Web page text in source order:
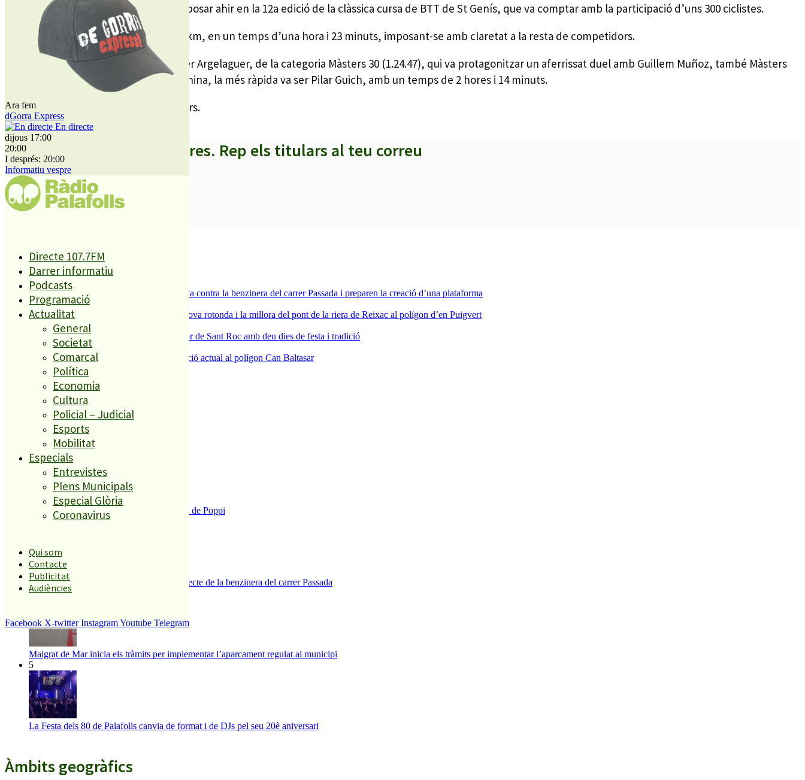
Ara fem
dGorra Express
En directe
dijous 17:00
20:00
I després: 20:00
Informatiu vespre
Directe 107.7FM
Darrer informatiu
Podcasts
Programació
Actualitat
General
Societat
Comarcal
Política
Economia
Cultura
Policial – Judicial
Esports
Mobilitat
Especials
Entrevistes
Plens Municipals
Especial Glòria
Coronavirus
Qui som
Contacte
Publicitat
Audiències
Facebook X-twitter InstagramYoutube Telegram
El ciclista de l’equip Freebike es va imposar ahir en la 12a edició de la clàssica cursa de BTT de St Genís, que va comptar amb la participació d’uns 300 ciclistes.
Collados va completar el circuit de 24 km, en un temps d’una hora i 23 minuts, imposant-se amb claretat a la resta de competidors.
La plata de la carrera va ser per a Roger Argelaguer, de la categoria Màsters 30 (1.24.47), qui va protagonitzar un aferrissat duel amb Guillem Muñoz, també Màsters
30, que va ser tercer. En la cursa femenina, la més ràpida va ser Pilar Guich, amb un temps de 2 hores i 14 minuts.
La carrera la van finalitzar 240 corredors.
A partir d’ara no et perdis res. Rep els titulars al teu correu
1
ESPORTS CAP DE SETMANA
2
Els veïns de Palafolls refermen la seva lluita contra la benzinera del carrer Passada i preparen la creació d’una plataforma
3
S’aprova definitivament el projecte de la nova rotonda i la millora del pont de la riera de Reixac al polígon d’en Puigvert
Malgrat de Mar enceta demà la Festa Major de Sant Roc amb deu dies de festa i tradició
La Nau d’Entitats mantindrà la seva ubicació actual al polígon Can Baltasar
El més llegit
ESPORTS CAP DE SETMANA
Enxampat l’autor de les pintades a la plaça de Poppi
Es presenten 17 al·legacions contra el projecte de la benzinera del carrer Passada
4
Malgrat de Mar inicia els tràmits per implementar l’aparcament regulat al municipi
5
La Festa dels 80 de Palafolls canvia de format i de DJs pel seu 20è aniversari
Àmbits geogràfics